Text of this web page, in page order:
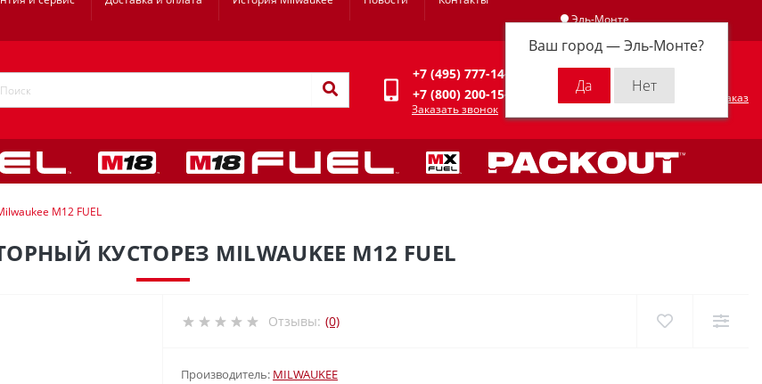
Эль-Монте
Ваш город —Эль-Монте?
Личный кабинет
+7 (495) 777-14-94
+7 (800) 200-15-94
Заказать звонок
Оформить заказ
M12 FUEL
КУСТОРЕЗ MILWAUKEE M12 FUEL
Отзывы: (0)
Производитель: MILWAUKEE